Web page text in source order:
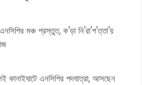
এনসিপির মঞ্চ প্রস্তুত, ক'ড়া নি'রা'প'ত্তা'য়
কানাইঘাটে এনসিপির পদযাত্রা, আসছেন